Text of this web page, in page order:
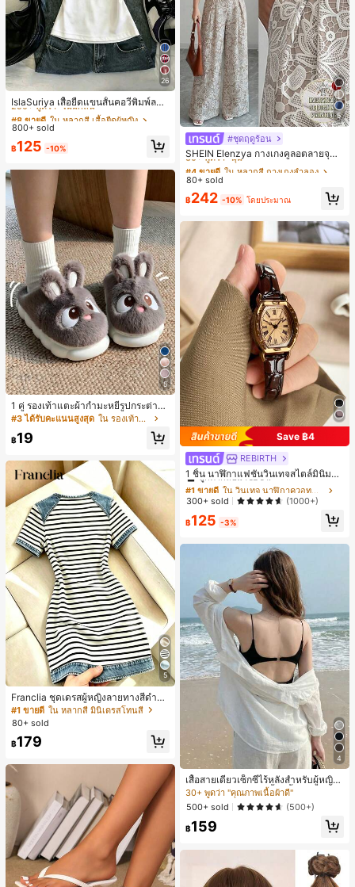
26
IslaSuriya เสื้อยืดแขนสั้นคอวีพิมพ์ลาย
สีตัดกันสำหรับผู้หญิง
#8 ขายดี
250+ พูดว่า "ไม่มีกลิ่น"
#8 ขายดี ใน หลากสี เสื้อยืดผู้หญิง
250+ พูดว่า "ไม่มีกลิ่น"
#8 ขายดี ใน หลากสี เสื้อยืดผู้หญิง
250+ พูดว่า "ไม่มีกลิ่น"
#8 ขายดี
ใน หลากสี เสื้อยืดผู้หญิง
800+ sold
฿125 -10%
5
1 คู่ รองเท้าแตะผ้ากำมะหยี่รูปกระต่าย
สำหรับผู้หญิง, อบอุ่นและสบาย, เหมาะ
สำหรับใส่ลำลองในฤดูใบไม้ร่วง/ฤดูหน
าว, รองเท้าบ้านผู้หญิงหรูหราใหม่, ส้นเ
รับฤดูหนาวที่อบอุ่น, รองเท้าแตะผ้ากำม
ะหยี่น่ารัก, ของขวัญปีใหม่/วันวาเลนไท
น์ในอุดมคติ, รองเท้าแตะคู่รัก, ของขวั
ญวันแม่, สวน, ของตกแต่งห้องครัว, ฤดู
ร้อน, ชายหาด, ของใช้จำเป็นสำหรับกา
รเดินทาง, ของตกแต่งห้อง, นุ่มนิ่ม, การ
สำเร็จการศึกษา, ชั้นวางรองเท้า, ประห
ยัดพื้นที่จัดเก็บ, กลางแจ้ง, สวน, พิธีสำเ
ร็จการศึกษา, พิธีจบการศึกษา, ยินดีด้ว
ยบัณฑิต, บัณฑิตที่สำเร็จการศึกษา, ผู้ก
ล่าวคำอำลา, เรียนจบ, งานเลี้ยงจบการ
ศึกษา
#3 ได้รับคะแนนสูงสุด ใน รองเท้าแตะใส่ในบ้าน
฿19
5
Franclia ชุดเดรสผู้หญิงลายทางสีดำขา
วแบบแพตช์เวิร์กเอฟเฟกต์เดนิม สำหรั
บฤดูร้อน รุ่นใหม่ พิมพ์ดิจิทัลลายทางแบ
#1 ขายดี ใน หลากสี มินิเดรสโทนสี
80+ sold
฿179
5
#ชุดฤดูร้อน
SHEIN Elenzya กางเกงคูลอตลายจุดเ
อวสูงแบบใหม่สำหรับฤดูใบไม้ผลิ/ฤดูร้อ
น, สไตล์หรูหราเหมาะสำหรับใส่ในชีวิต
ประจำวันและทำงาน, ให้ความรู้สึกวินเ
ทจสำหรับฤดูรับปริญญา, เทศกาลดนตร
ี, การแข่งม้าดาร์บี้, วันประกาศอิสรภาพ
#4 ขายดี
ใน หลากสี กางเกงลำลอง
30+ พูดว่า "นุ่ม"
#4 ขายดี ใน หลากสี กางเกงลำลอง
30+ พูดว่า "นุ่ม"
#4 ขายดี ใน หลากสี กางเกงลำลอง
30+ พูดว่า "นุ่ม"
#4 ขายดี
ใน หลากสี กางเกงลำลอง
80+ sold
฿242 -10% โดยประมาณ
Save ฿4
REBIRTH
1 ชิ้น นาฬิกาแฟชั่นวินเทจสไตล์มินิมอล
เลขโรมันสำหรับผู้หญิง เหมาะสำหรับก
ารตกแต่งประจำวัน
#1 ขายดี
ลูกค้ากลับมาซื้อซ้ำ!
#1 ขายดี
ลูกค้ากลับมาซื้อซ้ำ!
#1 ขายดี
ลูกค้ากลับมาซื้อซ้ำ!
#1 ขายดี
ลูกค้ากลับมาซื้อซ้ำ!
300+ sold (1000+)
฿125 -3%
4
เสื้อสายเดี่ยวเซ็กซี่ไร้หลังสำหรับผู้หญิง
พร้อมบราแบบมีฟองน้ำ, เสื้อกล้ามแขน
กุด, เสื้อลำลองสีดำสำหรับฤดูร้อน
30+ พูดว่า "คุณภาพเนื้อผ้าดี"
500+ sold
(500+)
฿159